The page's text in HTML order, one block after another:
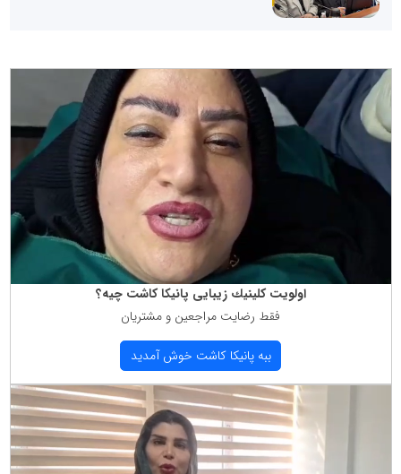
اولویت كلینیك زیبایی پانیكا كاشت چیه؟
فقط رضایت مراجعین و مشتریان
ببه پانیكا كاشت خوش آمدید